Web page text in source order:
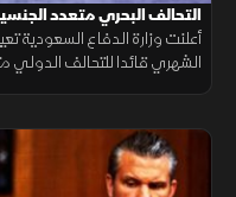
التحالف البحري متعدد
أعلنت وزارة الدفاع السعودية
الشهري قائدا للتحالف الدولي